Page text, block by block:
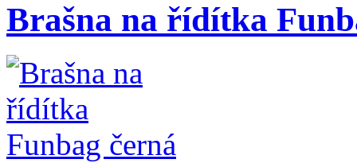
Brašna na řídítka